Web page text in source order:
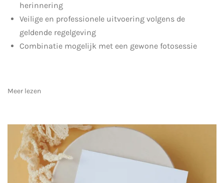
herinnering
Veilige en professionele uitvoering volgens de
geldende regelgeving
Combinatie mogelijk met een gewone fotosessie
Meer lezen